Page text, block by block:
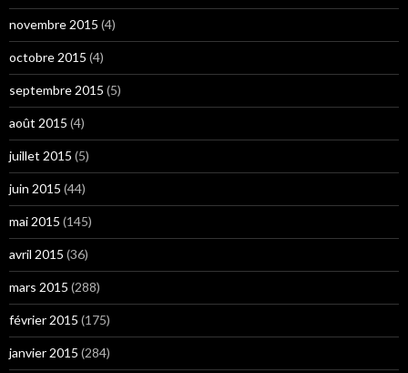
novembre 2015 (4)
octobre 2015 (4)
septembre 2015 (5)
août 2015 (4)
juillet 2015 (5)
juin 2015 (44)
mai 2015 (145)
avril 2015 (36)
mars 2015 (288)
février 2015 (175)
janvier 2015 (284)